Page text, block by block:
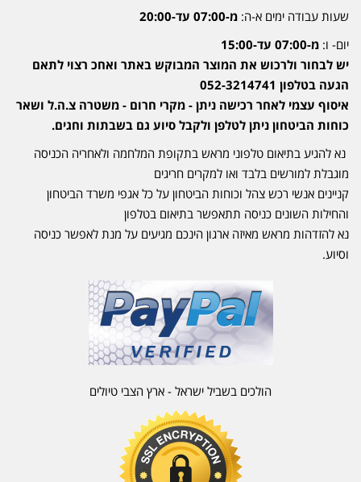
שעות עבודה ימים א-ה: מ-07:00 עד-20:00
יום- ו: מ-07:00 עד-15:00
יש לבחור ולרכוש את המוצר המבוקש באתר ואחכ רצוי לתאם
הגעה בטלפון 052-3214741
איסוף עצמי לאחר רכישה ניתן - מקרי חרום - משטרה צ.ה.ל ושאר
כוחות הביטחון ניתן לטלפן ולקבל סיוע גם בשבתות וחגים.
נא להגיע בתיאום טלפוני מראש בתקופת המלחמה ולאחריה הכניסה
מוגבלת למורשים בלבד ואו למקרים חריגים
קניינים אנשי רכש צהל וכוחות הביטחון על כל אגפי משרד הביטחון
והחילות השונים כניסה תתאפשר בתיאום בטלפון
נא להזדהות מראש מאיזה ארגון הינכם מגיעים על מנת לאפשר כניסה
וסיוע.
הולכים בשביל ישראל - ארץ הצבי טיולים